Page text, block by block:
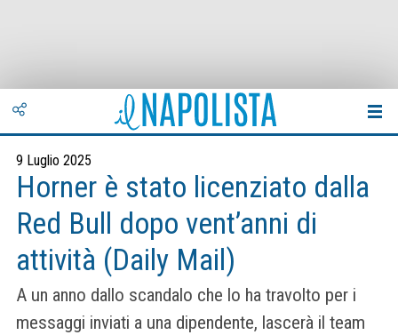
9 Luglio 2025
Horner è stato licenziato dalla
Red Bull dopo vent’anni di
attività (Daily Mail)
A un anno dallo scandalo che lo ha travolto per i
messaggi inviati a una dipendente, lascerà il team